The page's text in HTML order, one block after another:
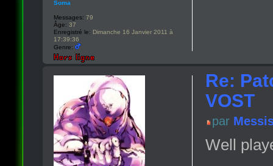
Soma
Messages: 79
Âge: 37
Enregistré le: Dimanche 16 Janvier 2011 à
17:39:36
Genre:
Re:
VOST
par
Well